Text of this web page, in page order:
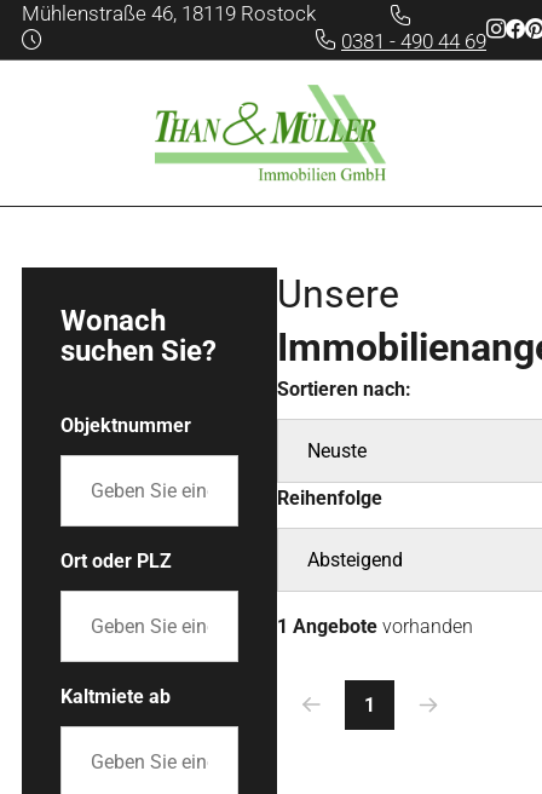
Mühlenstraße 46, 18119 Rostock
Mo - Fr: 08:00 - 16:00
0381 - 490 44 69